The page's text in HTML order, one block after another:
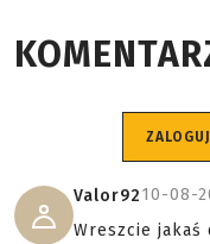
Valor9210-08-
Wreszcie jakaś